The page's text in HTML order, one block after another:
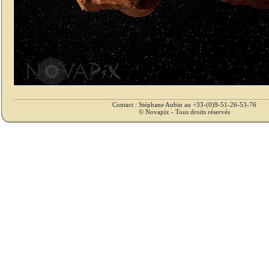
Contact : Stéphane Aubin au +33-(0)9-51-26-53-76
© Novapix - Tous droits réservés